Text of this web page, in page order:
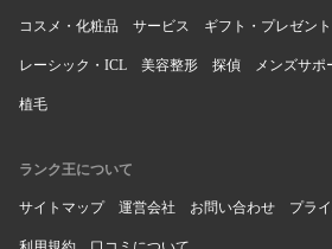
コスメ・化粧品 サービス ギフト・プレゼント
レーシック・ICL 美容整形 探偵 メンズサポ
植毛
ランク王について
サイトマップ 運営会社 お問い合わせ プラ